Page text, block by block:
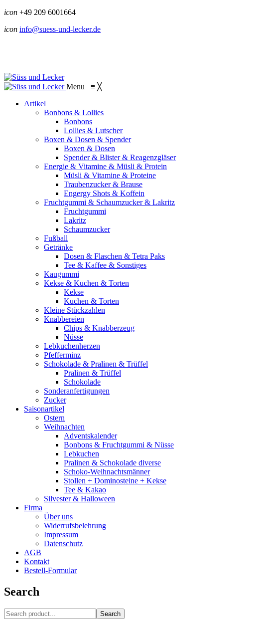
icon +49 209 6001664
icon info@suess-und-lecker.de
Menu ≡ ╳
Artikel
Bonbons & Lollies
Bonbons
Lollies & Lutscher
Boxen & Dosen & Spender
Boxen & Dosen
Spender & Blister & Reagenzgläser
Energie & Vitamine & Müsli & Protein
Müsli & Vitamine & Proteine
Traubenzucker & Brause
Engergy Shots & Koffein
Fruchtgummi & Schaumzucker & Lakritz
Fruchtgummi
Lakritz
Schaumzucker
Fußball
Getränke
Dosen & Flaschen & Tetra Paks
Tee & Kaffee & Sonstiges
Kaugummi
Kekse & Kuchen & Torten
Kekse
Kuchen & Torten
Kleine Stückzahlen
Knabbereien
Chips & Knabberzeug
Nüsse
Lebkuchenherzen
Pfefferminz
Schokolade & Pralinen & Trüffel
Pralinen & Trüffel
Schokolade
Sonderanfertigungen
Zucker
Saisonartikel
Ostern
Weihnachten
Adventskalender
Bonbons & Fruchtgummi & Nüsse
Lebkuchen
Pralinen & Schokolade diverse
Schoko-Weihnachtsmänner
Stollen + Dominosteine + Kekse
Tee & Kakao
Silvester & Halloween
Firma
Über uns
Widerrufsbelehrung
Impressum
Datenschutz
AGB
Kontakt
Bestell-Formular
Search
Search